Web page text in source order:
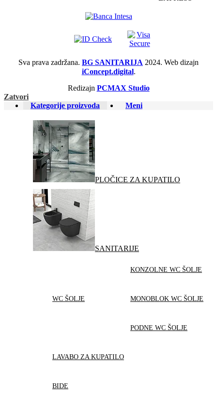
Sva prava zadržana. BG SANITARIJA 2024. Web dizajn
iConcept.digital.
Redizajn PCMAX Studio
Zatvori
Meni
Kategorije proizvoda
PLOČICE ZA KUPATILO
SANITARIJE
WC ŠOLJE
KONZOLNE WC ŠOLJE
MONOBLOK WC ŠOLJE
PODNE WC ŠOLJE
LAVABO ZA KUPATILO
BIDE